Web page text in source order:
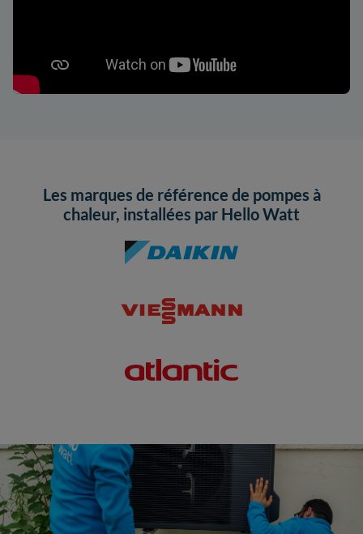
Les marques de référence de pompes à
chaleur, installées par Hello Watt